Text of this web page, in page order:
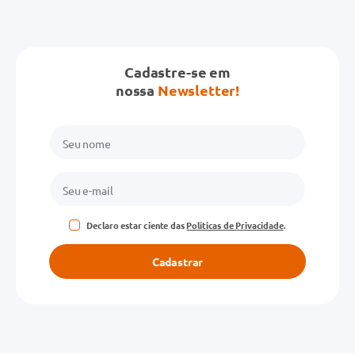
Cadastre-se em
nossa Newsletter!
Declaro estar ciente dasPolíticas de Privacidade.
Cadastrar